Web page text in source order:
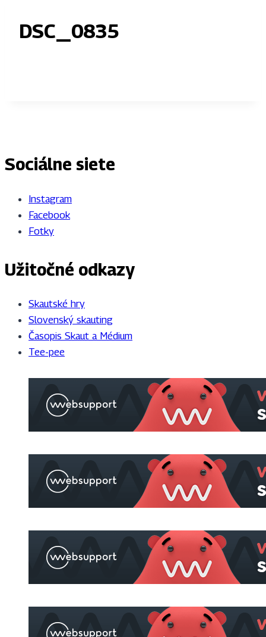
DSC_0835
Sociálne siete
Instagram
Facebook
Fotky
Užitočné odkazy
Skautské hry
Slovenský skauting
Časopis Skaut a Médium
Tee-pee